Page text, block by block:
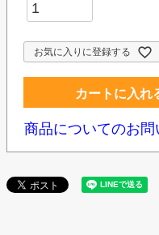
お気に入りに登録する
カートに入れ
商品についてのお問